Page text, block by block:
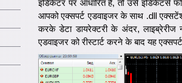
इंडिकेटर पर आधारित है, तो उसे इंडिकेटर्स
आपको एक्सपर्ट एडवाइजर के साथ .dll
करके डेटा डायरेक्टरी के अंदर, लाइब्रेरीज
एडवाइजर को रीस्टार्ट करने के बाद यह